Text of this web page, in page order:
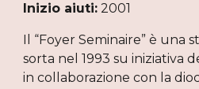
Inizio aiuti: 2001
Il “Foyer Seminaire” è una
sorta nel 1993 su iniziativa
in collaborazione con la